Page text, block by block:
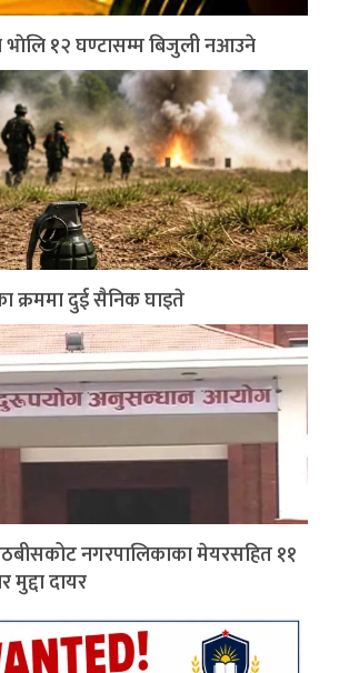
भाेलि १२ घण्टासम्म बिजुली नआउने
क्रममा दुई सैनिक घाइते
नगरपालिकाका मेयरसहित ११
मुद्दा दायर